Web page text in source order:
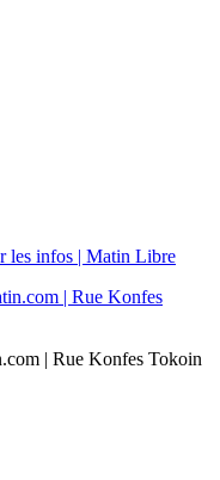
les infos | Matin Libre
| Rue Konfes Tokoin